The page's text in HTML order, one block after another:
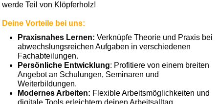
werde Teil von Klöpferholz!
Deine Vorteile bei uns:
Praxisnahes Lernen: Verknüpfe Theorie und Praxis bei
abwechslungsreichen Aufgaben in verschiedenen
Fachabteilungen.
Persönliche Entwicklung: Profitiere von einem breiten
Angebot an Schulungen, Seminaren und
Weiterbildungen.
Modernes Arbeiten: Flexible Arbeitsmöglichkeiten und
digitale Tools erleichtern deinen Arbeitsalltag.